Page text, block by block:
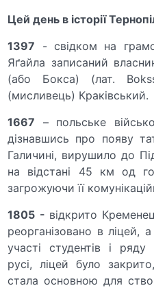
Цей день в історії
1397 - свідком на
Яґайла записаний
(або Бокса) (лат.
(мисливець) Краківський.
1667 – польське
дізнавшись про появу
Галичині, вирушило до
на відстані 45 км од
загрожуючи її
1805 - відкрито
реорганізовано в ліцей,
участі студентів і
русі, ліцей було
стала основною для